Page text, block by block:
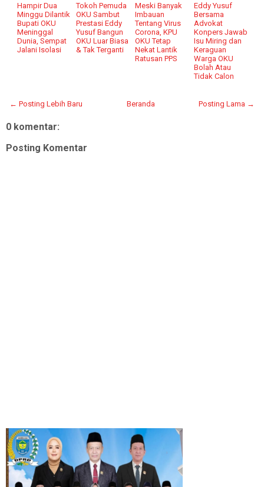
Hampir Dua
Minggu Dilantik
Bupati OKU
Meninggal
Dunia, Sempat
Jalani Isolasi
Tokoh Pemuda
OKU Sambut
Prestasi Eddy
Yusuf Bangun
OKU Luar Biasa
& Tak Terganti
Meski Banyak
Imbauan
Tentang Virus
Corona, KPU
OKU Tetap
Nekat Lantik
Ratusan PPS
Eddy Yusuf
Bersama
Advokat
Konpers Jawab
Isu Miring dan
Keraguan
Warga OKU
Bolah Atau
Tidak Calon
← Posting Lebih Baru Posting Lama →
Beranda
0 komentar:
Posting Komentar